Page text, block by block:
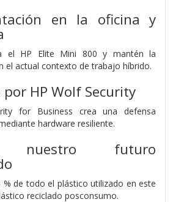
en la oficina y
el HP Elite Mini 800 y mantén la
el actual contexto de trabajo híbrido.
HP Wolf Security
for Business crea una defensa
hardware resiliente.
nuestro futuro
% de todo el plástico utilizado en este
reciclado posconsumo.